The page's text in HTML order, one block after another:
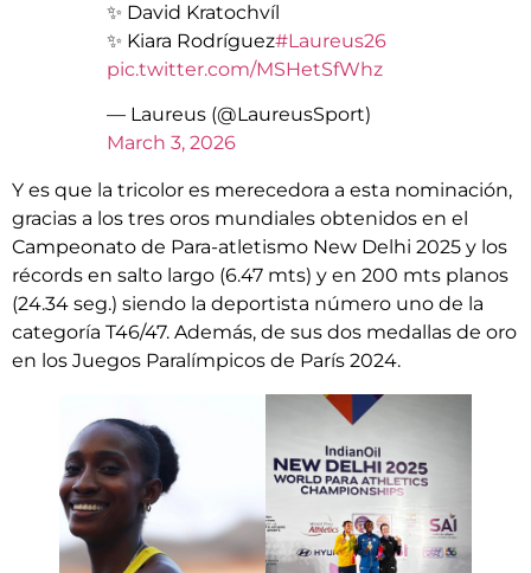
✨ David Kratochvíl
✨ Kiara Rodríguez#Laureus26
pic.twitter.com/MSHetSfWhz
— Laureus (@LaureusSport)
March 3, 2026
Y es que la tricolor es merecedora a esta nominación,
gracias a los tres oros mundiales obtenidos en el
Campeonato de Para-atletismo New Delhi 2025 y los
récords en salto largo (6.47 mts) y en 200 mts planos
(24.34 seg.) siendo la deportista número uno de la
categoría T46/47. Además, de sus dos medallas de oro
en los Juegos Paralímpicos de París 2024.